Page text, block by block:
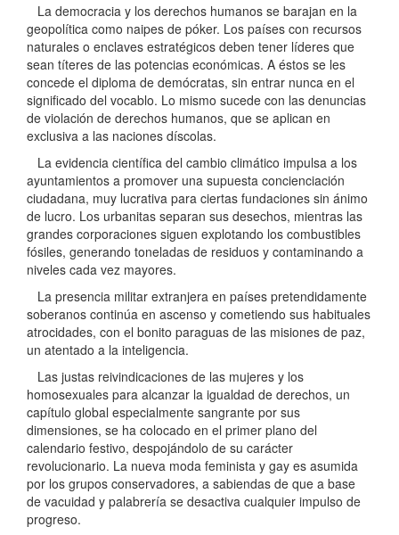
La democracia y los derechos humanos se barajan en la
geopolítica como naipes de póker. Los países con recursos
naturales o enclaves estratégicos deben tener líderes que
sean títeres de las potencias económicas. A éstos se les
concede el diploma de demócratas, sin entrar nunca en el
significado del vocablo. Lo mismo sucede con las denuncias
de violación de derechos humanos, que se aplican en
exclusiva a las naciones díscolas.
La evidencia científica del cambio climático impulsa a los
ayuntamientos a promover una supuesta concienciación
ciudadana, muy lucrativa para ciertas fundaciones sin ánimo
de lucro. Los urbanitas separan sus desechos, mientras las
grandes corporaciones siguen explotando los combustibles
fósiles, generando toneladas de residuos y contaminando a
niveles cada vez mayores.
La presencia militar extranjera en países pretendidamente
soberanos continúa en ascenso y cometiendo sus habituales
atrocidades, con el bonito paraguas de las misiones de paz,
un atentado a la inteligencia.
Las justas reivindicaciones de las mujeres y los
homosexuales para alcanzar la igualdad de derechos, un
capítulo global especialmente sangrante por sus
dimensiones, se ha colocado en el primer plano del
calendario festivo, despojándolo de su carácter
revolucionario. La nueva moda feminista y gay es asumida
por los grupos conservadores, a sabiendas de que a base
de vacuidad y palabrería se desactiva cualquier impulso de
progreso.